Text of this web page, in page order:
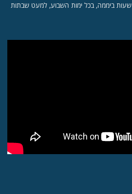
הארגון מספק עזרה לזולת 24 שעות ביממה, בכל ימות השבוע, למעט שבתות